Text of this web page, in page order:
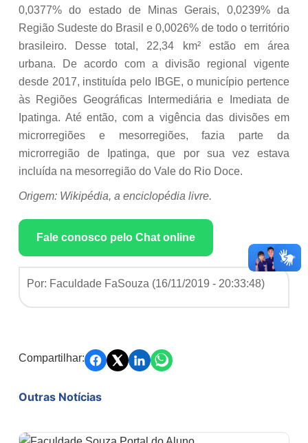
0,0377% do estado de Minas Gerais, 0,0239% da
Região Sudeste do Brasil e 0,0026% de todo o território
brasileiro. Desse total, 22,34 km² estão em área
urbana. De acordo com a divisão regional vigente
desde 2017, instituída pelo IBGE, o município pertence
às Regiões Geográficas Intermediária e Imediata de
Ipatinga. Até então, com a vigência das divisões em
microrregiões e mesorregiões, fazia parte da
microrregião de Ipatinga, que por sua vez estava
incluída na mesorregião do Vale do Rio Doce.
Origem: Wikipédia, a enciclopédia livre.
Fale conosco pelo Chat online
Por: Faculdade FaSouza (16/11/2019 - 20:33:48)
Compartilhar:
Outras Notícias